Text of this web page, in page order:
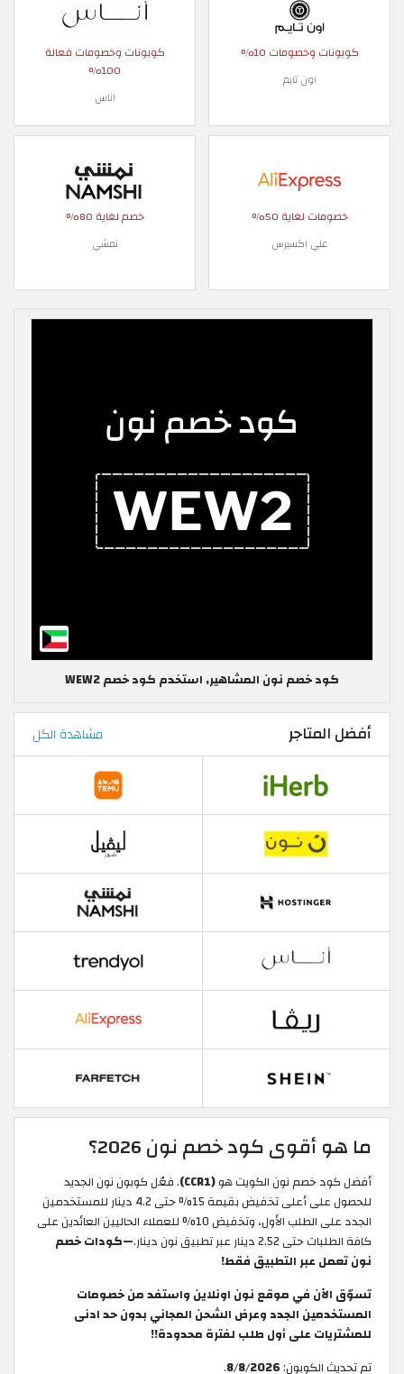
كوبونات وخصومات 10%
اون تايم
كوبونات وخصومات فعالة
100%
اناس
خصومات لغاية 50%
علي اكسبرس
خصم لغاية 80%
نمشي
كود خصم نون المشاهير, استخدم كود خصم WEW2
أفضل المتاجر مشاهدة الكل
ما هو أقوى كود خصم نون 2026؟
أفضل كود خصم نون الكويت هو(CCR1)
. فعّل كوبون نون الجديد
للحصول على أعلى تخفيض بقيمة 15% حتى 4.2 دينار للمستخدمين
الجدد على الطلب الأول، وتخفيض 10% للعملاء الحاليين العائدين على
كافة الطلبات حتى 2.52 دينار عبر تطبيق نون دينار.
—كودات خصم
نون تعمل عبر التطبيق فقط!
تسوّق الآن في موقع نون اونلاين واستفد من خصومات
المستخدمين الجدد وعرض الشحن المجاني بدون حد ادنى
للمشتريات على أول طلب لفترة محدودة!!
تم تحديث الكوبون:8/8/2026
.